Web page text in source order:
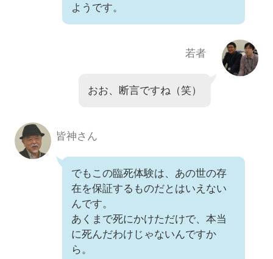
ようです。
若者
おお、断言ですね（笑）
皆神さん
でもこの臨死体験は、あの世の存
在を保証するものだとはいえない
んです。
あくまで死にかけただけで、本当
に死んだわけじゃないんですか
ら。